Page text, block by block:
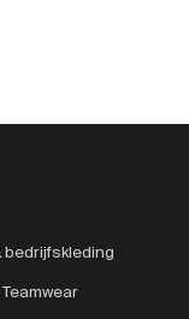
bedrijfskleding